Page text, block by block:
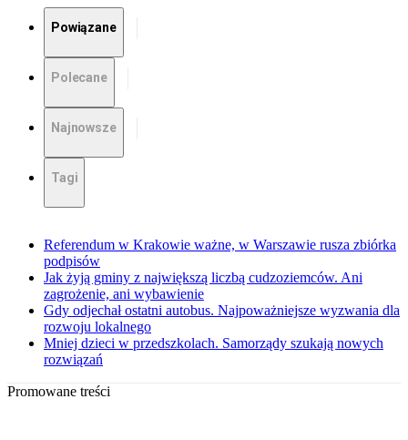
Powiązane
Polecane
Najnowsze
Tagi
Referendum w Krakowie ważne, w Warszawie rusza zbiórka
podpisów
Jak żyją gminy z największą liczbą cudzoziemców. Ani
zagrożenie, ani wybawienie
Gdy odjechał ostatni autobus. Najpoważniejsze wyzwania dla
rozwoju lokalnego
Mniej dzieci w przedszkolach. Samorządy szukają nowych
rozwiązań
Promowane treści